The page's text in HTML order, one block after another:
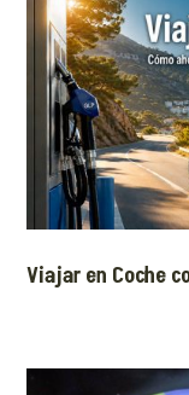
Viajar en Coche